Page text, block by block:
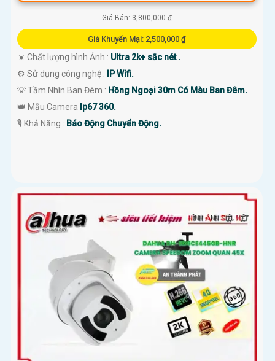
Giá Bán: 3,800,000 ₫
Giá Khuyến Mại: 2,500,000 ₫
☀️ Chất lượng hình Ảnh : Ultra 2k+ sắc nét .
⚙ Sử dụng công nghệ :
IP Wifi.
💡 Tầm Nhìn Ban Đêm : Hồng Ngoại 30m Có Màu Ban Đêm.
👑 Mẫu Camera Ip67 360.
️🎙 Khả Năng : Báo Động Chuyển Động.